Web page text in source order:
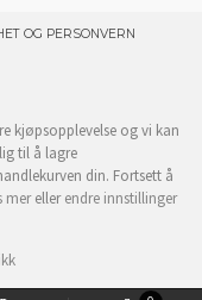
OG PERSONVERN
kjøpsopplevelse og vi kan
til å lagre
din. Fortsett å
merellerendre innstillinger